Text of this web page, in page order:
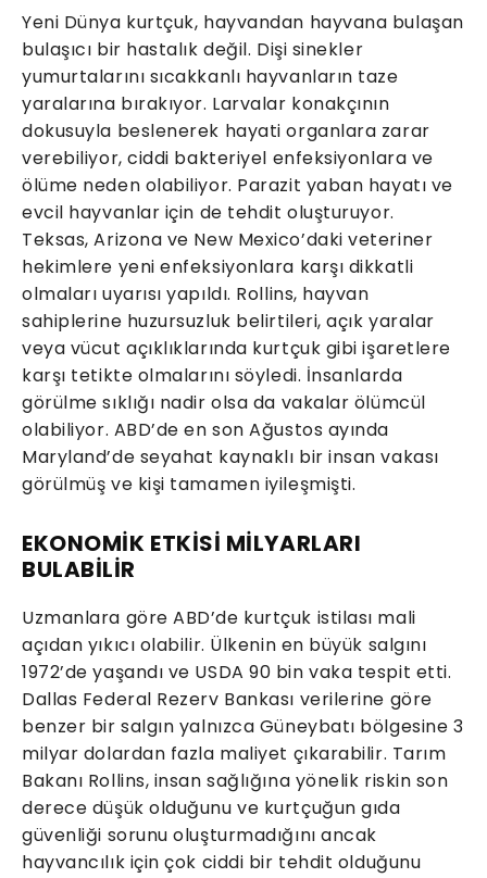
Yeni Dünya kurtçuk, hayvandan hayvana bulaşan
bulaşıcı bir hastalık değil. Dişi sinekler
yumurtalarını sıcakkanlı hayvanların taze
yaralarına bırakıyor. Larvalar konakçının
dokusuyla beslenerek hayati organlara zarar
verebiliyor, ciddi bakteriyel enfeksiyonlara ve
ölüme neden olabiliyor. Parazit yaban hayatı ve
evcil hayvanlar için de tehdit oluşturuyor.
Teksas, Arizona ve New Mexico’daki veteriner
hekimlere yeni enfeksiyonlara karşı dikkatli
olmaları uyarısı yapıldı. Rollins, hayvan
sahiplerine huzursuzluk belirtileri, açık yaralar
veya vücut açıklıklarında kurtçuk gibi işaretlere
karşı tetikte olmalarını söyledi. İnsanlarda
görülme sıklığı nadir olsa da vakalar ölümcül
olabiliyor. ABD’de en son Ağustos ayında
Maryland’de seyahat kaynaklı bir insan vakası
görülmüş ve kişi tamamen iyileşmişti.
EKONOMİK ETKİSİ MİLYARLARI
BULABİLİR
Uzmanlara göre ABD’de kurtçuk istilası mali
açıdan yıkıcı olabilir. Ülkenin en büyük salgını
1972’de yaşandı ve USDA 90 bin vaka tespit etti.
Dallas Federal Rezerv Bankası verilerine göre
benzer bir salgın yalnızca Güneybatı bölgesine 3
milyar dolardan fazla maliyet çıkarabilir. Tarım
Bakanı Rollins, insan sağlığına yönelik riskin son
derece düşük olduğunu ve kurtçuğun gıda
güvenliği sorunu oluşturmadığını ancak
hayvancılık için çok ciddi bir tehdit olduğunu